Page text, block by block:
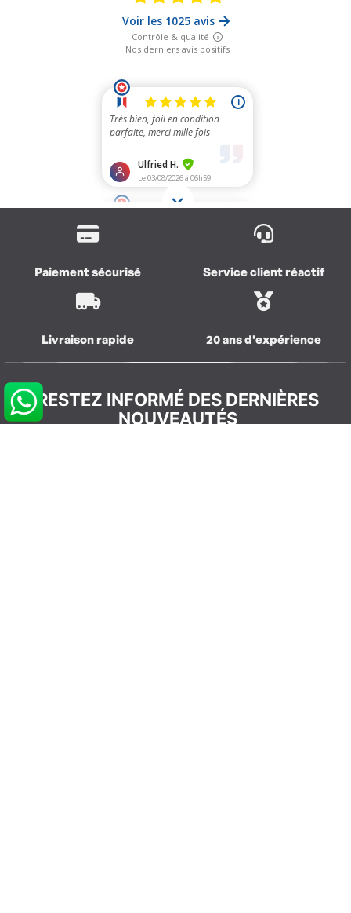
Paiement sécurisé Service client réactif
Livraison rapide 20 ans d'expérience
RESTEZ INFORMÉ DES DERNIÈRES
NOUVEAUTÉS